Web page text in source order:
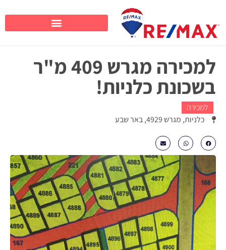
למכירה מגרש 409 מ"ר
בשכונת כלניות!
למכירה
כלניות, מגרש 4929, באר שבע
₪1430000